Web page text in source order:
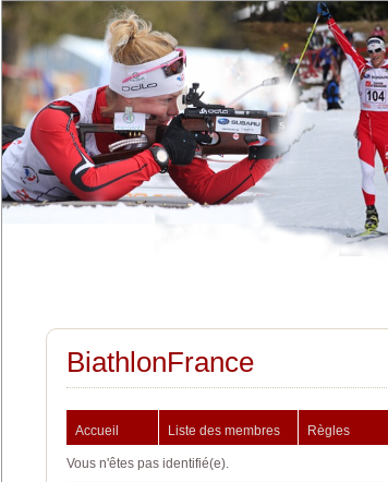
BiathlonFrance
Accueil Liste des membres Règles
Vous n'êtes pas identifié(e).